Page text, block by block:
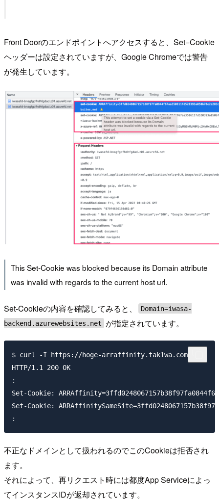
Front Doorのエンドポイントへアクセスすると、Set−Cookie
ヘッダーは設定されていますが、Google Chromeでは警告
が発生しています。
This Set-Cookie was blocked because its Domain attribute
was invalid with regards to the current host url.
Set-Cookieの内容を確認してみると、
Domain=iwasa-
backend.azurewebsites.net
が指定されています。
$ curl -I https://hoge-arraffinity.tak1wa.com/
HTTP/1.1 200 OK
:
Set-Cookie:
Set-Cookie:
不正なドメインとして扱われるのでこのCookieは拒否され
ます。
それによって、再リクエスト時には都度App Serviceによっ
てインスタンスIDが返却されています。